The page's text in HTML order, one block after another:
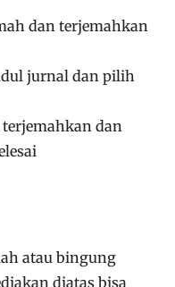
dan terjemahkan
jurnal dan pilih
dan
atau bingung
diatas bisa